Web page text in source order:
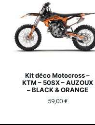
Kit déco Motocross –
KTM – 50SX – AUZOUX
– BLACK & ORANGE
59,00 €